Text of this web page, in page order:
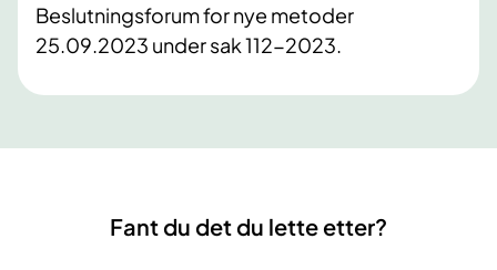
Beslutningsforum for nye metoder
25.09.2023 under sak 112-2023.
Fant du det du lette etter?